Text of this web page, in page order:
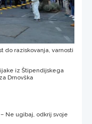
do raziskovanja, varnosti
iz Štipendijskega
Drnovška
Ne ugibaj, odkrij svoje